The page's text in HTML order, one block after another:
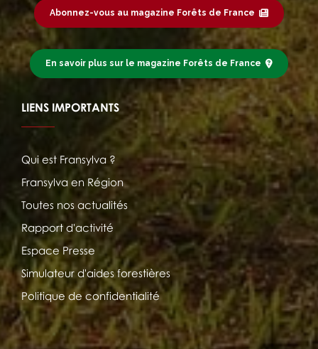
Abonnez-vous au magazine Forêts de France
En savoir plus sur le magazine Forêts de France
LIENS IMPORTANTS
Qui est Fransylva ?
Fransylva en Région
Toutes nos actualités
Rapport d'activité
Espace Presse
Simulateur d'aides forestières
Politique de confidentialité